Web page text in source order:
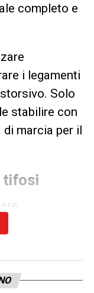
completo e
i legamenti
Solo
stabilire con
marcia per il
tifosi
al
Johnny, e ti